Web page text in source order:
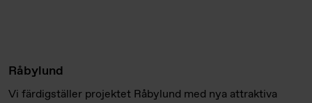
Råbylund
Vi färdigställer projektet Råbylund med nya attraktiva